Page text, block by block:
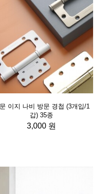
이지 나비 방문 경첩 (3개입/1
갑) 35종
3,000 원